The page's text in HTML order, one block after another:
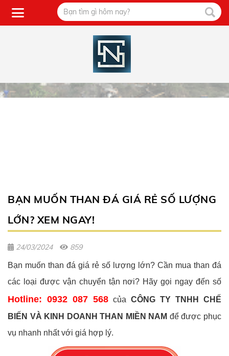
BẠN MUỐN THAN ĐÁ GIÁ RẺ SỐ LƯỢNG
LỚN? XEM NGAY!
24/03/2024 859
Bạn muốn than đá giá rẻ số lượng lớn? Cần mua than đá
các loại được vận chuyển tận nơi? Hãy gọi ngay đến số
Hotline: 0932 087 568 của CÔNG TY TNHH CHẾ
BIẾN VÀ KINH DOANH THAN MIỀN NAM để được phục
vụ nhanh nhất với giá hợp lý.